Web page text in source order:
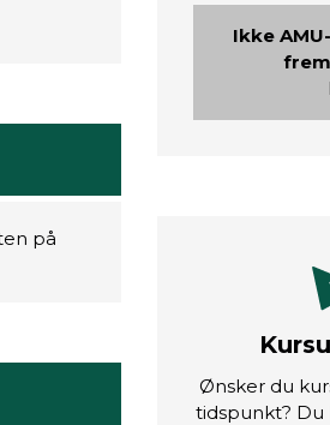
på
Ikke
Ønsker du
tidspunkt?